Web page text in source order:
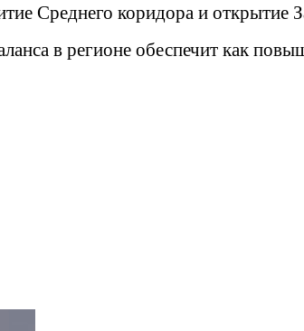
Среднего коридора и открытие
в регионе обеспечит как